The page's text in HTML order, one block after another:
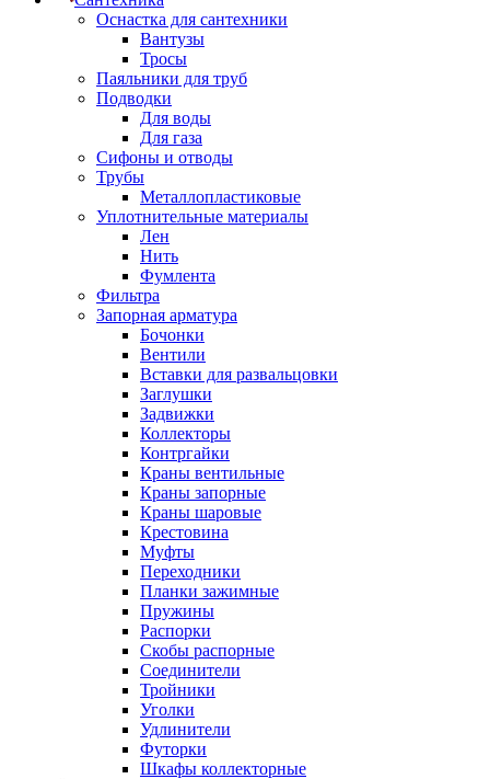
Оснастка для сантехники
Вантузы
Тросы
Паяльники для труб
Подводки
Для воды
Для газа
Сифоны и отводы
Трубы
Металлопластиковые
Уплотнительные материалы
Лен
Нить
Фумлента
Фильтра
Запорная арматура
Бочонки
Вентили
Вставки для развальцовки
Заглушки
Задвижки
Коллекторы
Контргайки
Краны вентильные
Краны запорные
Краны шаровые
Крестовина
Муфты
Переходники
Планки зажимные
Пружины
Распорки
Скобы распорные
Соединители
Тройники
Уголки
Удлинители
Футорки
Шкафы коллекторные